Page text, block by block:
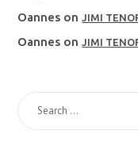
Oannes onJIMI
Oannes onJIMI
SEARCH
FOR: